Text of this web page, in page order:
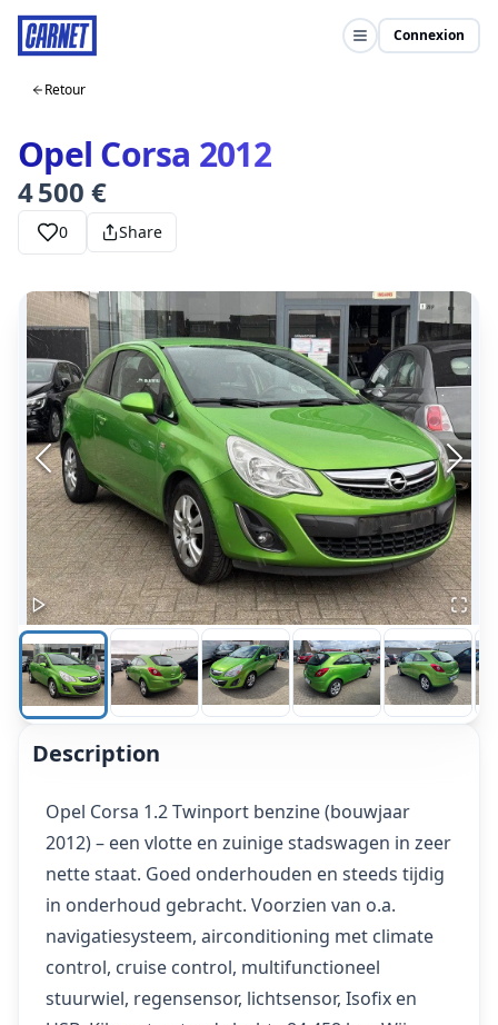
Connexion
Retour
Opel Corsa 2012
4 500 €
0 Share
Description
Opel Corsa 1.2 Twinport benzine (bouwjaar
2012) – een vlotte en zuinige stadswagen in zeer
nette staat. Goed onderhouden en steeds tijdig
in onderhoud gebracht. Voorzien van o.a.
navigatiesysteem, airconditioning met climate
control, cruise control, multifunctioneel
stuurwiel, regensensor, lichtsensor, Isofix en